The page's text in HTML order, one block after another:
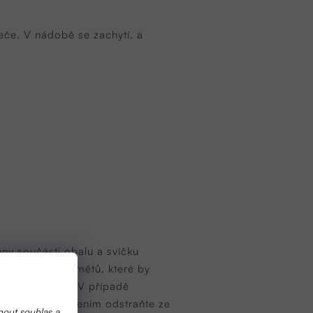
V nádobě se zachytí, a
součásti obalu a svíčku
od předmětů, které by
než 1cm. V případě
Před zapálením odstraňte ze